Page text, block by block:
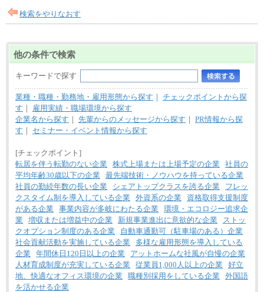
検索をやりなおす
他の条件で検索
キーワードで探す
業種・職種・勤務地・雇用形態から探す ｜ チェックポイントから探
す ｜
雇用実績・職場環境から探す
企業名から探す ｜ 先輩からのメッセージから探す ｜ PR情報から探
す ｜ セミナー・イベント情報から探す
[チェックポイント]
転居を伴う転勤のない企業 株式上場または上場予定の企業 社員の
平均年齢30歳以下の企業 最先端技術・ノウハウを持っている企業
社員の勤続年数の長い企業
シェアトップクラスを誇る企業
フレッ
クスタイム制を導入している企業 外資系の企業
資格取得支援制度
がある企業 事業内容が多岐にわたる企業 環境・エコロジー追求企
業 増収または増益中の企業 新規事業進出に意欲的な企業
ストッ
クオプション制度のある企業
自動車通勤可（駐車場のある）企業
社会貢献活動を実施している企業
多様な雇用形態を導入している
企業 年間休日120日以上の企業
アットホームな社風が自慢の企業
人材育成制度が充実している企業 従業員1,000人以上の企業 好立
地、快適なオフィス環境の企業 職種別採用をしている企業 外国語
を活かせる企業